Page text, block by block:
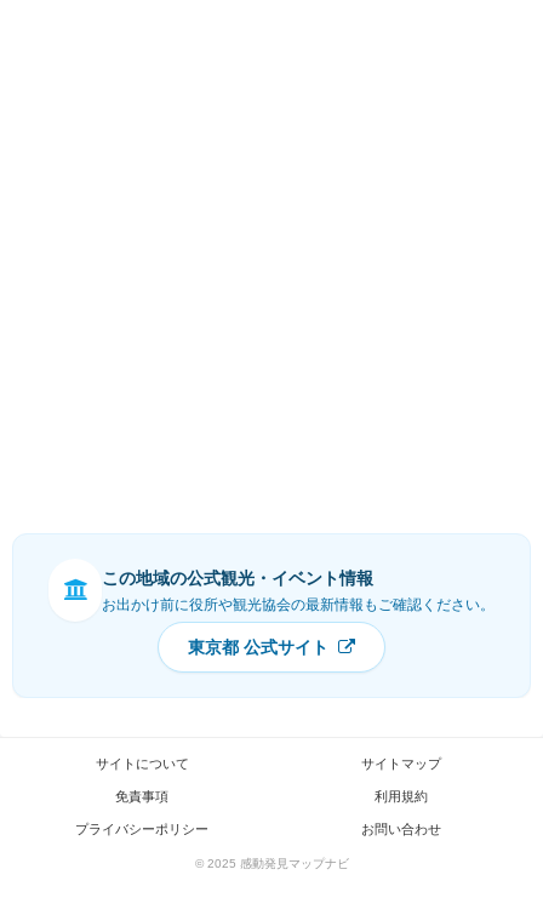
この地域の公式観光・イベント情報
お出かけ前に役所や観光協会の最新情報もご確認ください。
東京都 公式サイト
サイトについて サイトマップ
免責事項 利用規約
プライバシーポリシー お問い合わせ
© 2025 感動発見マップナビ